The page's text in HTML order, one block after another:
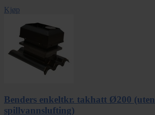
Kjøp
Benders enkeltkr. takhatt Ø200 (uten
spillvannslufting)